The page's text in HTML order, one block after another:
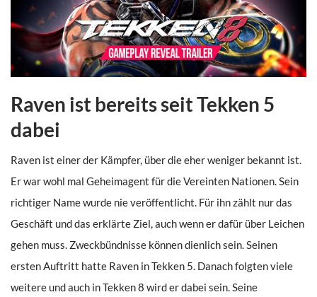
Raven ist bereits seit Tekken 5
dabei
Raven ist einer der Kämpfer, über die eher weniger bekannt ist.
Er war wohl mal Geheimagent für die Vereinten Nationen. Sein
richtiger Name wurde nie veröffentlicht. Für ihn zählt nur das
Geschäft und das erklärte Ziel, auch wenn er dafür über Leichen
gehen muss. Zweckbündnisse können dienlich sein. Seinen
ersten Auftritt hatte Raven in Tekken 5. Danach folgten viele
weitere und auch in Tekken 8 wird er dabei sein. Seine